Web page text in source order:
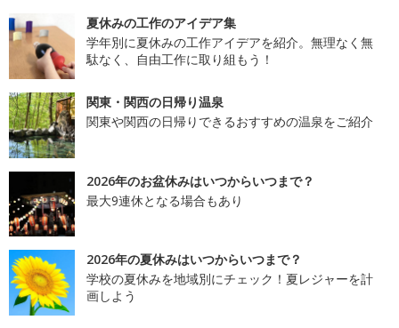
夏休みの工作のアイデア集
学年別に夏休みの工作アイデアを紹介。無理なく無
駄なく、自由工作に取り組もう！
関東・関西の日帰り温泉
関東や関西の日帰りできるおすすめの温泉をご紹介
2026年のお盆休みはいつからいつまで？
最大9連休となる場合もあり
2026年の夏休みはいつからいつまで？
学校の夏休みを地域別にチェック！夏レジャーを計
画しよう